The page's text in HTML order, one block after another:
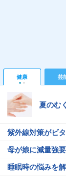
健康 芸
夏のむ
紫外線対策がビ
母が娘に減量強
睡眠時の悩みを